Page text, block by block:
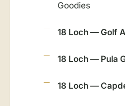
Goodies
18 Loch — Golf
18 Loch — Pula
18 Loch —